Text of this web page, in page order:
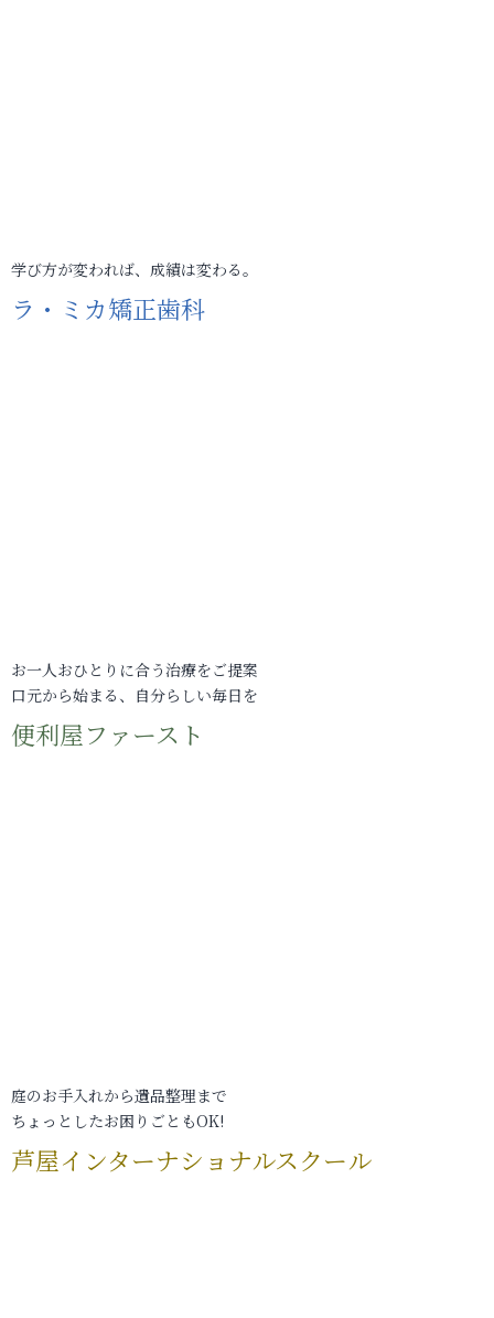
学び方が変われば、成績は変わる。
ラ・ミカ矯正歯科
お一人おひとりに合う治療をご提案
口元から始まる、自分らしい毎日を
便利屋ファースト
庭のお手入れから遺品整理まで
ちょっとしたお困りごともOK!
芦屋インターナショナルスクール